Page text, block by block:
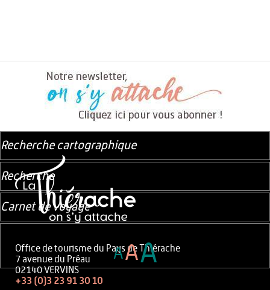
Office de tourisme du Pays de Thiérache
7 avenue du Préau
02140 VERVINS
+33 (0)3 23 91 30 10
Recherche cartographique
Recherche
Carnet de voyage
AAA